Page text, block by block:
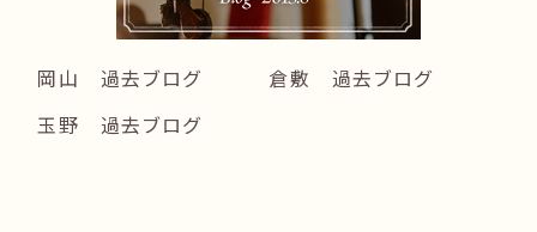
岡山 過去ブログ
倉敷 過去ブログ
玉野 過去ブログ